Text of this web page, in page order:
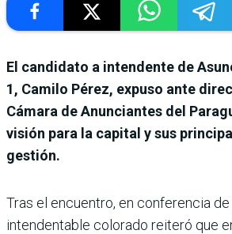
El candidato a intendente de
1, Camilo Pérez, expuso ante
Cámara de Anunciantes del
visión para la capital y sus
gestión.
Tras el encuentro, en conferencia
intendentable colorado reiteró que